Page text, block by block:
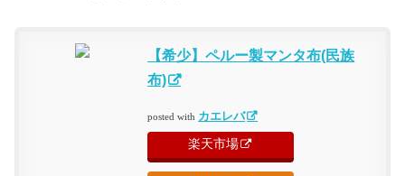
【希少】ペルー製マンタ布(民族
布)
posted with カエレバ
楽天市場